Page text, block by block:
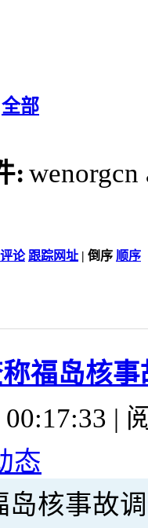
全部
: wenorgcn
评论 跟踪网址 | 倒序 顺序
福岛核
00:17:33 |
态
岛核事故